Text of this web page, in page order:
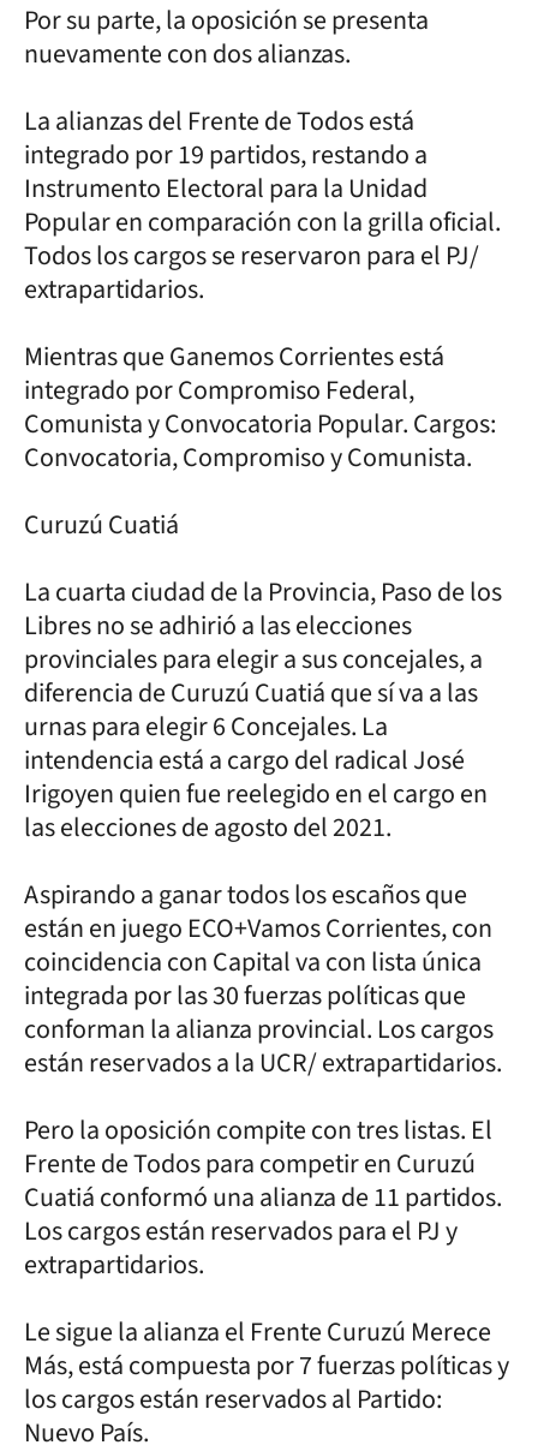
Por su parte, la oposición se presenta
nuevamente con dos alianzas.
La alianzas del Frente de Todos está
integrado por 19 partidos, restando a
Instrumento Electoral para la Unidad
Popular en comparación con la grilla oficial.
Todos los cargos se reservaron para el PJ/
extrapartidarios.
Mientras que Ganemos Corrientes está
integrado por Compromiso Federal,
Comunista y Convocatoria Popular. Cargos:
Convocatoria, Compromiso y Comunista.
Curuzú Cuatiá
La cuarta ciudad de la Provincia, Paso de los
Libres no se adhirió a las elecciones
provinciales para elegir a sus concejales, a
diferencia de Curuzú Cuatiá que sí va a las
urnas para elegir 6 Concejales. La
intendencia está a cargo del radical José
Irigoyen quien fue reelegido en el cargo en
las elecciones de agosto del 2021.
Aspirando a ganar todos los escaños que
están en juego ECO+Vamos Corrientes, con
coincidencia con Capital va con lista única
integrada por las 30 fuerzas políticas que
conforman la alianza provincial. Los cargos
están reservados a la UCR/ extrapartidarios.
Pero la oposición compite con tres listas. El
Frente de Todos para competir en Curuzú
Cuatiá conformó una alianza de 11 partidos.
Los cargos están reservados para el PJ y
extrapartidarios.
Le sigue la alianza el Frente Curuzú Merece
Más, está compuesta por 7 fuerzas políticas y
los cargos están reservados al Partido:
Nuevo País.